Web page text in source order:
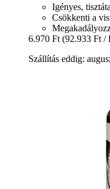
Igényes,
Csökkenti a
6.970 Ft (92.933 Ft /
Szállítás eddig: